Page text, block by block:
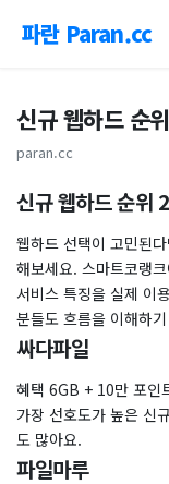
파란 Paran.cc
신규 웹하드 순
paran.cc
신규 웹하드 순위
웹하드 선택이 고민된
해보세요. 스마트코랭
서비스 특징을 실제 이
분들도 흐름을 이해하
싸다파일
혜택 6GB + 10만 포인
가장 선호도가 높은 신
도 많아요.
파일마루